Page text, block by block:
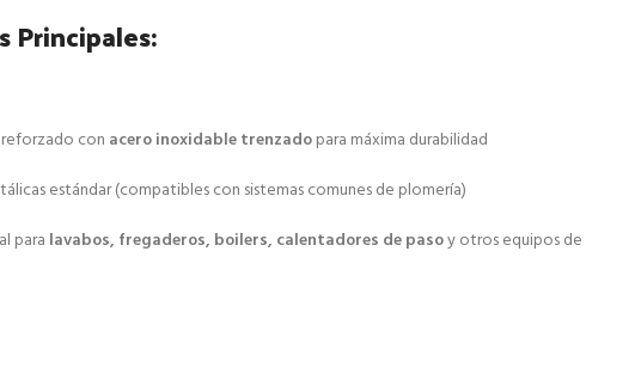
Principales:
con acero inoxidable trenzadopara máxima durabilidad
estándar (compatibles con sistemas comunes de plomería)
para lavabos, fregaderos, boilers, calentadores de pasoy otros equipos de